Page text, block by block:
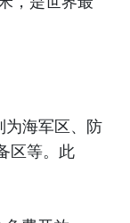
为海军区、防
区等。此